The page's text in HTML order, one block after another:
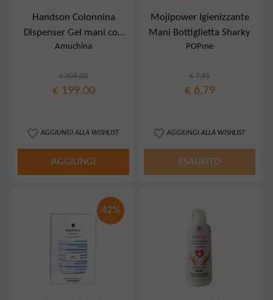
Handson Colonnina
Dispenser Gel mani con
fotocellula Touchless
Amuchina
€ 305,00
€ 199,00
AGGIUNGI ALLA WISHLIST
AGGIUNGI
Mojipower Igienizzante
Mani Bottiglietta Sharky
POPme
€ 7,95
€ 6,79
AGGIUNGI ALLA WISHLIST
ESAURITO
42%